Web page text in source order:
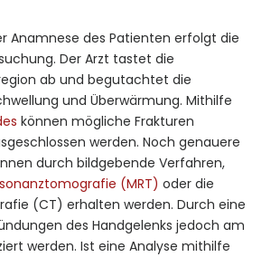
Anamnese des Patienten erfolgt die
Der Arzt tastet die
ab und begutachtet die
und Überwärmung. Mithilfe
können mögliche Frakturen
werden. Noch genauere
durch bildgebende Verfahren,
(MRT) oder die
(CT) erhalten werden. Durch eine
des Handgelenks jedoch am
werden. Ist eine Analyse mithilfe